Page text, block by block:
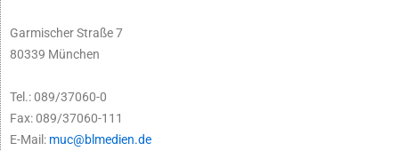
Garmischer Straße 7
80339 München
Tel.: 089/37060-0
Fax: 089/37060-111
E-Mail: muc@blmedien.de